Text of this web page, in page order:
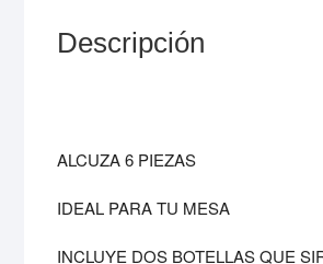
Descripción
ALCUZA 6 PIEZAS
IDEAL PARA TU MESA
INCLUYE DOS BOTELLAS QUE